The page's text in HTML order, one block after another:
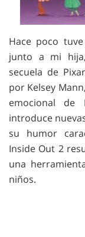
Hace poco
junto a mi
secuela de
por Kelsey
emocional de
introduce
su humor
Inside Out 2
una
niños.